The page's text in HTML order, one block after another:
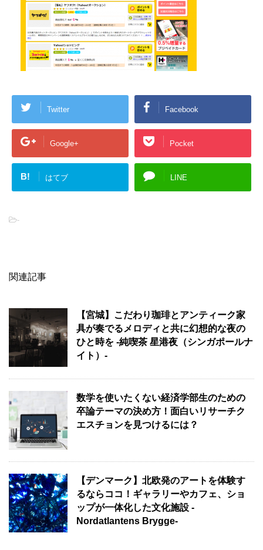
Twitter Facebook
Google+ Pocket
B! はてブ LINE
-
関連記事
【宮城】こだわり珈琲とアンティーク家
具が奏でるメロディと共に幻想的な夜の
ひと時を -純喫茶 星港夜（シンガポールナ
イト）-
数学を使いたくない経済学部生のための
卒論テーマの決め方！面白いリサーチク
エスチョンを見つけるには？
【デンマーク】北欧発のアートを体験す
るならココ！ギャラリーやカフェ、ショ
ップが一体化した文化施設 -
Nordatlantens Brygge-